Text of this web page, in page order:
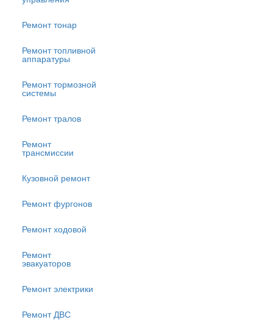
Ремонт тонар
Ремонт топливной
аппаратуры
Ремонт тормозной
системы
Ремонт тралов
Ремонт
трансмиссии
Кузовной ремонт
Ремонт фургонов
Ремонт ходовой
Ремонт
эвакуаторов
Ремонт электрики
Ремонт ДВС